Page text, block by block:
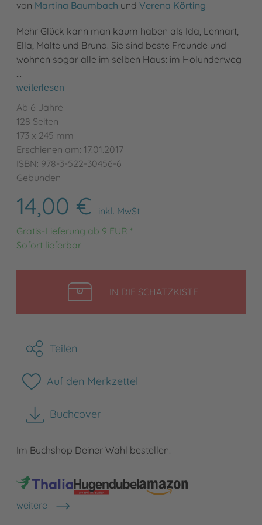
von Martina Baumbach und Verena Körting
Mehr Glück kann man kaum haben als Ida, Lennart,
Ella, Malte und Bruno. Sie sind beste Freunde und
wohnen sogar alle im selben Haus: im Holunderweg
…
weiterlesen
Ab 6 Jahre
128 Seiten
173 x 245 mm
Erschienen am: 17.01.2017
ISBN: 978-3-522-30456-6
Gebunden
14,00 €
inkl. MwSt
Gratis-Lieferung ab 9 EUR *
Sofort lieferbar
IN DIE SCHATZKISTELEGEN
Teilen
Auf den Merkzettel
Buchcover
herunterladen
Im Buchshop Deiner Wahl bestellen:
weitere
Shops anzeigen